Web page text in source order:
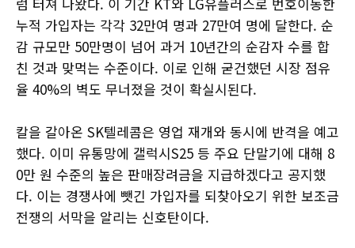
누적 가입자는 각각 32만여 명과 27만여 명에 달한다. 순
감 규모만 50만명이 넘어 과거 10년간의 순감자 수를 합
친 것과 맞먹는 수준이다. 이로 인해 굳건했던 시장 점유
율 40%의 벽도 무너졌을 것이 확실시된다.
칼을 갈아온 SK텔레콤은 영업 재개와 동시에 반격을 예고
했다. 이미 유통망에 갤럭시S25 등 주요 단말기에 대해 8
0만 원 수준의 높은 판매장려금을 지급하겠다고 공지했
다. 이는 경쟁사에 뺏긴 가입자를 되찾아오기 위한 보조금
전쟁의 서막을 알리는 신호탄이다.